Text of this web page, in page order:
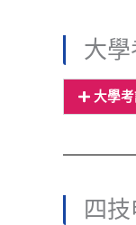
大
大學
四